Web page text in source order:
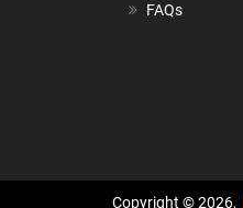
FAQs
Copyright © 2026,